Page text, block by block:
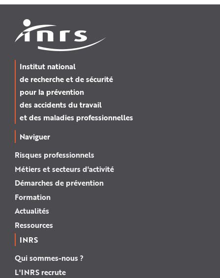
Institut national
de recherche et de sécurité
pour la prévention
des accidents du travail
et des maladies professionnelles
Naviguer
Risques professionnels
Métiers et secteurs d'activité
Démarches de prévention
Formation
Actualités
Ressources
INRS
Qui sommes-nous ?
L'INRS recrute